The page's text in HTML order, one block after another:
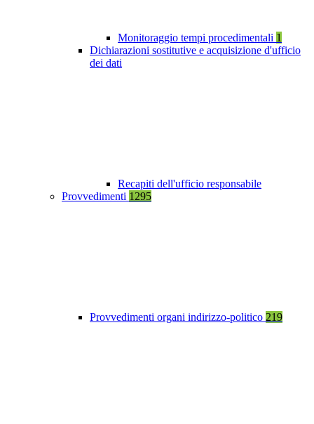
Monitoraggio tempi procedimentali 1
Dichiarazioni sostitutive e acquisizione d'ufficio
dei dati
Recapiti dell'ufficio responsabile
Provvedimenti 1295
Provvedimenti organi indirizzo-politico 219